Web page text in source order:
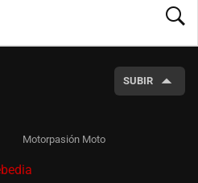
SUBIR
Motorpasión Moto